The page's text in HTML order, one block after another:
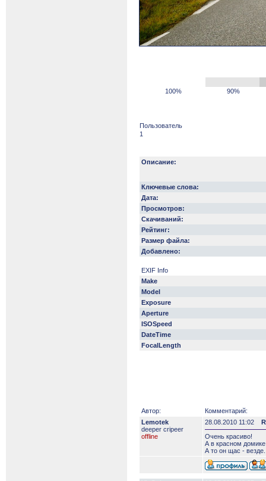
100% 90%
Пользователь
1
Описание:
Ключевые слова:
Дата:
Просмотров:
Скачиваний:
Рейтинг:
Размер файла:
Добавлено:
EXIF Info
Make
Model
Exposure
Aperture
ISOSpeed
DateTime
FocalLength
Автор:
Комментарий:
Lemotek
deeper сripeer
offline
28.08.2010 11:02
Очень красиво!
А в красном
А то он щас -